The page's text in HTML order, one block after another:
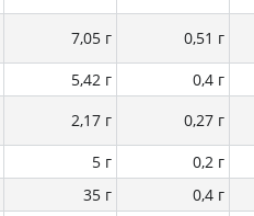
7,05 г 0,51 г
5,42 г 0,4 г
2,17 г 0,27 г
5 г 0,2 г
35 г 0,4 г